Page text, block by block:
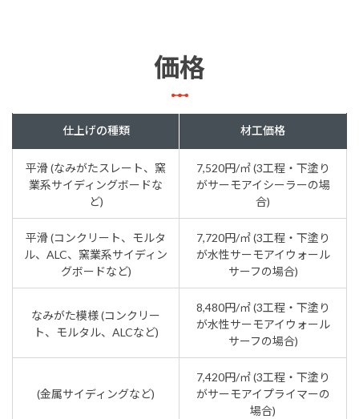
価格
仕上げの種類 材工価格
平滑 (なみがたスレート、窯
業系サイディングボードな
ど)
7,520円/㎡ (3工程・下塗り
がサーモアイシーラーの場
合)
平滑 (コンクリート、モルタ
ル、ALC、窯業系サイディン
グボードなど)
7,720円/㎡ (3工程・下塗り
が水性サーモアイウォール
サーフの場合)
なみがた模様 (コンクリー
ト、モルタル、ALCなど)
8,480円/㎡ (3工程・下塗り
が水性サーモアイウォール
サーフの場合)
(金属サイディングなど)
7,420円/㎡ (3工程・下塗り
がサーモアイプライマーの
場合)